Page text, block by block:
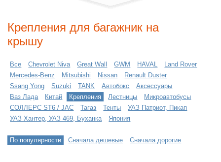
Крепления для багажник на
крышу
Все Chevrolet Niva Great Wall GWM HAVAL
Land Rover
Mercedes-Benz
Mitsubishi Nissan
Renault Duster
Ssang Yong
Suzuki TANK Автобокс
Аксессуары
Ваз Лада
Китай Крепления Лестницы
Микроавтобусы
СОЛЛЕРС ST6 / JAC
Тагаз Тенты
УАЗ Патриот, Пикап
УАЗ Хантер, УАЗ 469, Буханка
Япония
По популярности Сначала дешевые Сначала дорогие